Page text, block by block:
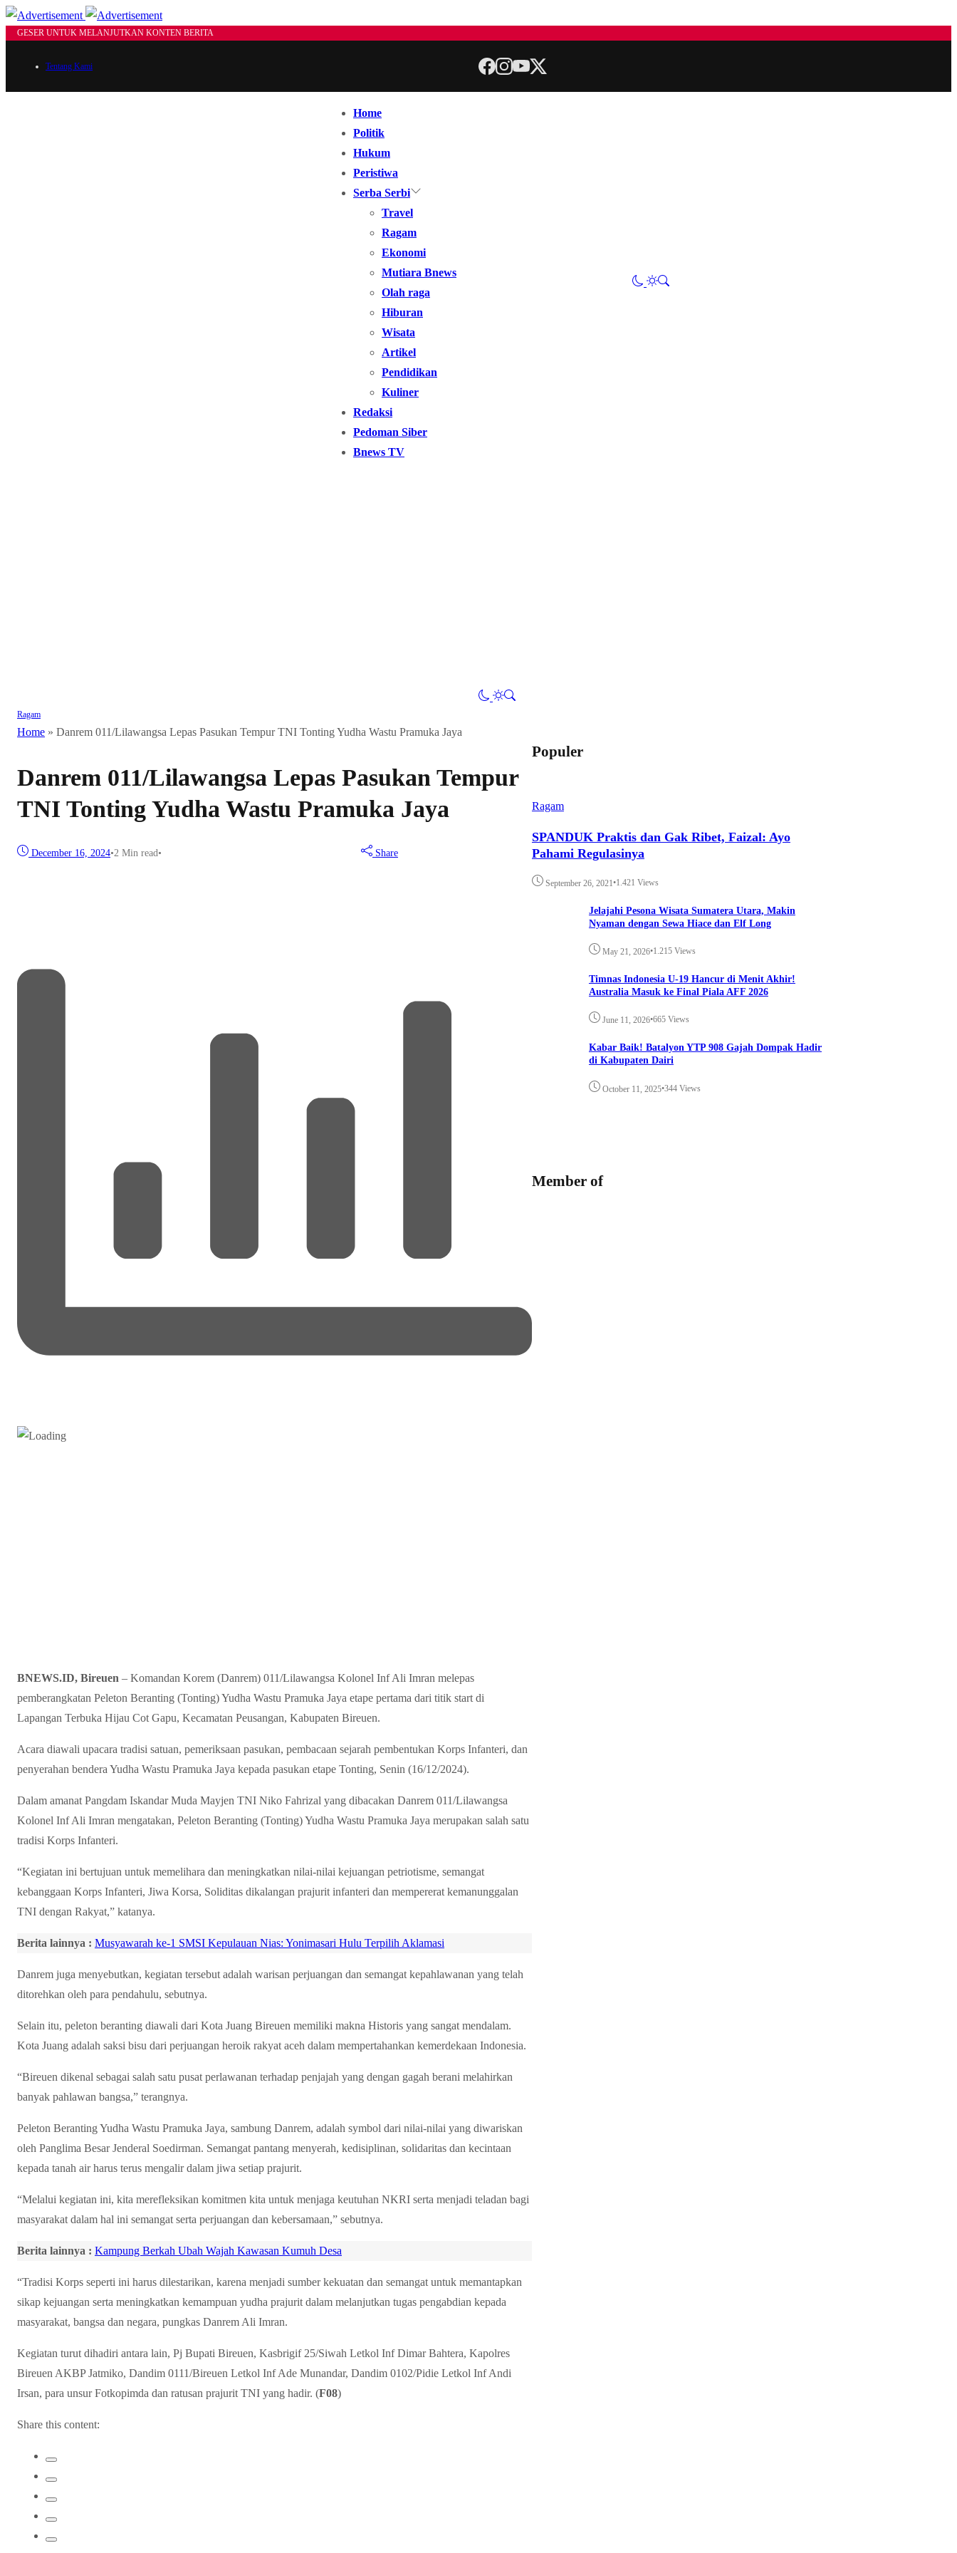
GESER UNTUK MELANJUTKAN KONTEN BERITA
Tentang Kami
Home
Politik
Hukum
Peristiwa
Serba Serbi
Travel
Ragam
Ekonomi
Mutiara Bnews
Olah raga
Hiburan
Wisata
Artikel
Pendidikan
Kuliner
Redaksi
Pedoman Siber
Bnews TV
Ragam
Home » Danrem 011/Lilawangsa Lepas Pasukan Tempur TNI Tonting Yudha Wastu Pramuka Jaya
Danrem 011/Lilawangsa Lepas Pasukan Tempur
TNI Tonting Yudha Wastu Pramuka Jaya
December 16, 2024•2 Min read• Share
BNEWS.ID, Bireuen – Komandan Korem (Danrem) 011/Lilawangsa Kolonel Inf Ali Imran melepas
pemberangkatan Peleton Beranting (Tonting) Yudha Wastu Pramuka Jaya etape pertama dari titik start di
Lapangan Terbuka Hijau Cot Gapu, Kecamatan Peusangan, Kabupaten Bireuen.
Acara diawali upacara tradisi satuan, pemeriksaan pasukan, pembacaan sejarah pembentukan Korps Infanteri, dan
penyerahan bendera Yudha Wastu Pramuka Jaya kepada pasukan etape Tonting, Senin (16/12/2024).
Dalam amanat Pangdam Iskandar Muda Mayjen TNI Niko Fahrizal yang dibacakan Danrem 011/Lilawangsa
Kolonel Inf Ali Imran mengatakan, Peleton Beranting (Tonting) Yudha Wastu Pramuka Jaya merupakan salah satu
tradisi Korps Infanteri.
“Kegiatan ini bertujuan untuk memelihara dan meningkatkan nilai-nilai kejuangan petriotisme, semangat
kebanggaan Korps Infanteri, Jiwa Korsa, Soliditas dikalangan prajurit infanteri dan mempererat kemanunggalan
TNI dengan Rakyat,” katanya.
Berita lainnya : Musyawarah ke-1 SMSI Kepulauan Nias: Yonimasari Hulu Terpilih Aklamasi
Danrem juga menyebutkan, kegiatan tersebut adalah warisan perjuangan dan semangat kepahlawanan yang telah
ditorehkan oleh para pendahulu, sebutnya.
Selain itu, peleton beranting diawali dari Kota Juang Bireuen memiliki makna Historis yang sangat mendalam.
Kota Juang adalah saksi bisu dari perjuangan heroik rakyat aceh dalam mempertahankan kemerdekaan Indonesia.
“Bireuen dikenal sebagai salah satu pusat perlawanan terhadap penjajah yang dengan gagah berani melahirkan
banyak pahlawan bangsa,” terangnya.
Peleton Beranting Yudha Wastu Pramuka Jaya, sambung Danrem, adalah symbol dari nilai-nilai yang diwariskan
oleh Panglima Besar Jenderal Soedirman. Semangat pantang menyerah, kedisiplinan, solidaritas dan kecintaan
kepada tanah air harus terus mengalir dalam jiwa setiap prajurit.
“Melalui kegiatan ini, kita merefleksikan komitmen kita untuk menjaga keutuhan NKRI serta menjadi teladan bagi
masyarakat dalam hal ini semangat serta perjuangan dan kebersamaan,” sebutnya.
Berita lainnya : Kampung Berkah Ubah Wajah Kawasan Kumuh Desa
“Tradisi Korps seperti ini harus dilestarikan, karena menjadi sumber kekuatan dan semangat untuk memantapkan
sikap kejuangan serta meningkatkan kemampuan yudha prajurit dalam melanjutkan tugas pengabdian kepada
masyarakat, bangsa dan negara, pungkas Danrem Ali Imran.
Kegiatan turut dihadiri antara lain, Pj Bupati Bireuen, Kasbrigif 25/Siwah Letkol Inf Dimar Bahtera, Kapolres
Bireuen AKBP Jatmiko, Dandim 0111/Bireuen Letkol Inf Ade Munandar, Dandim 0102/Pidie Letkol Inf Andi
Irsan, para unsur Fotkopimda dan ratusan prajurit TNI yang hadir. (F08)
Share this content:
Populer
Ragam
SPANDUK Praktis dan Gak Ribet, Faizal: Ayo
Pahami Regulasinya
September 26, 2021•1.421 Views
Jelajahi Pesona Wisata Sumatera Utara, Makin
Nyaman dengan Sewa Hiace dan Elf Long
May 21, 2026•1.215 Views
Timnas Indonesia U-19 Hancur di Menit Akhir!
Australia Masuk ke Final Piala AFF 2026
June 11, 2026•665 Views
Kabar Baik! Batalyon YTP 908 Gajah Dompak Hadir
di Kabupaten Dairi
October 11, 2025•344 Views
Member of